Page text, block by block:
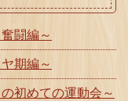
闘編～
期編～
初めての運動会～